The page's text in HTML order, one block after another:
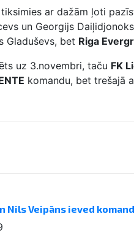
ar dažām ļoti
un Georgijs
Gladuševs, bet Riga
uz 3.novembri, taču FK
komandu, bet trešajā
Nils Veipāns ieved